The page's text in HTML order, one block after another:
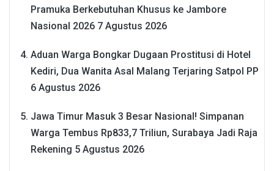
Pramuka Berkebutuhan Khusus ke Jambore
Nasional 2026 7 Agustus 2026
Aduan Warga Bongkar Dugaan Prostitusi di Hotel
Kediri, Dua Wanita Asal Malang Terjaring Satpol PP
6 Agustus 2026
Jawa Timur Masuk 3 Besar Nasional! Simpanan
Warga Tembus Rp833,7 Triliun, Surabaya Jadi Raja
Rekening 5 Agustus 2026